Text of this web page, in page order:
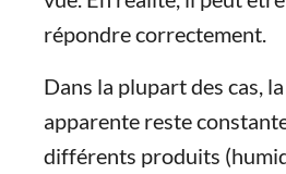
répondre correctement.
Dans la plupart des cas,
apparente reste
différents produits